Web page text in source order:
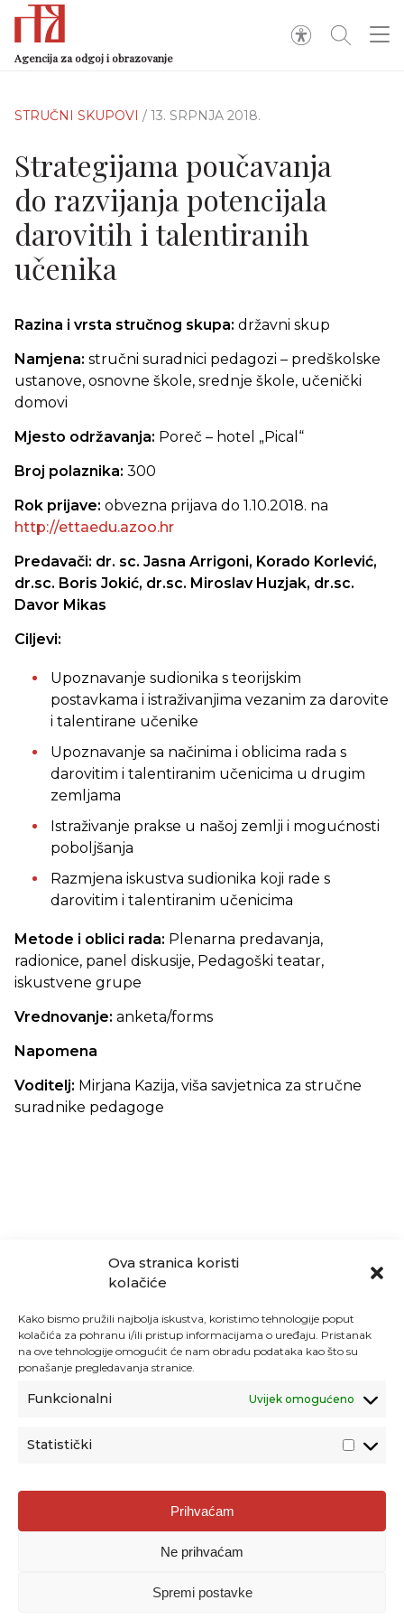
Ova stranica koristi
kolačiće
Kako bismo pružili najbolja iskustva, koristimo tehnologije poput
kolačića za pohranu i/ili pristup informacijama o uređaju. Pristanak
na ove tehnologije omogućit će nam obradu podataka kao što su
ponašanje pregledavanja stranice.
Funkcionalni Uvijek omogućeno
Statistički
Prihvaćam
Ne prihvaćam
Spremi postavke
Agencija za odgoj i obrazovanje
STRUČNI SKUPOVI / 13. SRPNJA 2018.
Strategijama poučavanja
do razvijanja potencijala
darovitih i talentiranih
učenika
Razina i vrsta stručnog skupa: državni skup
Namjena: stručni suradnici pedagozi – predškolske
ustanove, osnovne škole, srednje škole, učenički
domovi
Mjesto održavanja: Poreč – hotel „Pical“
Broj polaznika: 300
Rok prijave: obvezna prijava do 1.10.2018. na
http://ettaedu.azoo.hr
Predavači: dr. sc. Jasna Arrigoni, Korado Korlević,
dr.sc. Boris Jokić, dr.sc. Miroslav Huzjak, dr.sc.
Davor Mikas
Ciljevi:
Upoznavanje sudionika s teorijskim
postavkama i istraživanjima vezanim za darovite
i talentirane učenike
Upoznavanje sa načinima i oblicima rada s
darovitim i talentiranim učenicima u drugim
zemljama
Istraživanje prakse u našoj zemlji i mogućnosti
poboljšanja
Razmjena iskustva sudionika koji rade s
darovitim i talentiranim učenicima
Metode i oblici rada: Plenarna predavanja,
radionice, panel diskusije, Pedagoški teatar,
iskustvene grupe
Vrednovanje: anketa/forms
Napomena
Voditelj: Mirjana Kazija, viša savjetnica za stručne
suradnike pedagoge
Agencija za odgoj i obrazovanje
Donje Svetice 38, 10000 Zagreb
1778129
Prenošenje sadržaja dopušteno je uz navođenje izvora.